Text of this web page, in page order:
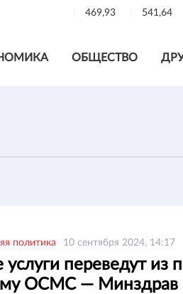
469,93 541,64
ОБЩЕСТВО
политика 10 сентября 2024, 14:17
услуги переведут
ОСМС — Минздрав